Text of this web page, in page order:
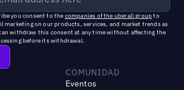
you consent to the companies of the uberall groupto
marketing on our products, services, and market trends as
withdraw this consent at any time without affecting the
before its withdrawal.
COMUNIDAD
Eventos